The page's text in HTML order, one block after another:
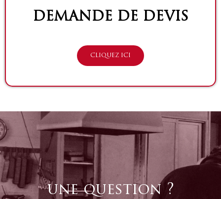
DEMANDE DE DEVIS
CLIQUEZ ICI
une question ?